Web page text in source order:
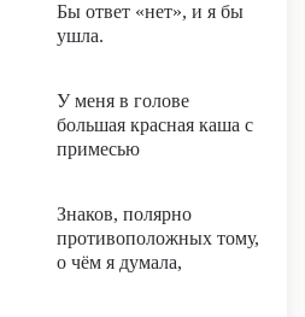
Бы ответ «нет», и я бы
ушла.
У меня в голове
большая красная каша с
примесью
Знаков, полярно
противоположных тому,
о чём я думала,